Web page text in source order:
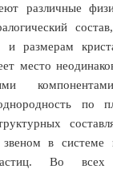
различные
и размерам
место
по
в системе
Во всех